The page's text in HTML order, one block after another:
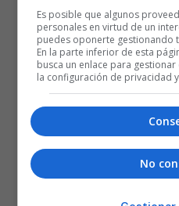
Es posible que algunos
personales en virtud de un
puedes oponerte gestionando
En la parte inferior de esta
busca un enlace para
la configuración de privacidad
No